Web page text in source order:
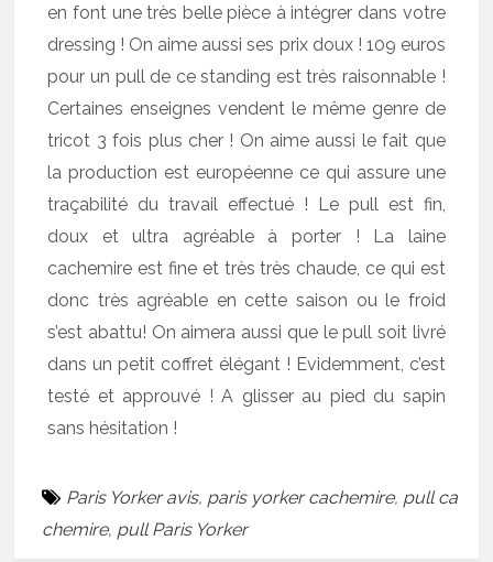
en font une très belle pièce à intégrer dans votre
dressing ! On aime aussi ses prix doux ! 109 euros
pour un pull de ce standing est très raisonnable !
Certaines enseignes vendent le même genre de
tricot 3 fois plus cher ! On aime aussi le fait que
la production est européenne ce qui assure une
traçabilité du travail effectué ! Le pull est fin,
doux et ultra agréable à porter ! La laine
cachemire est fine et très très chaude, ce qui est
donc très agréable en cette saison ou le froid
s’est abattu! On aimera aussi que le pull soit livré
dans un petit coffret élégant ! Evidemment, c’est
testé et approuvé ! A glisser au pied du sapin
sans hésitation !
Paris Yorker avis, paris yorker cachemire, pull ca
chemire, pull Paris Yorker